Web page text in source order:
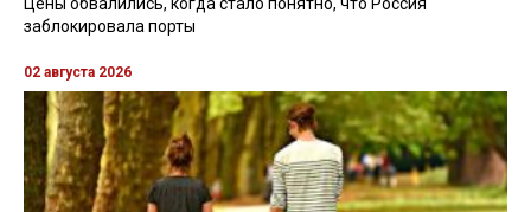
заблокировала порты
02 августа 2026